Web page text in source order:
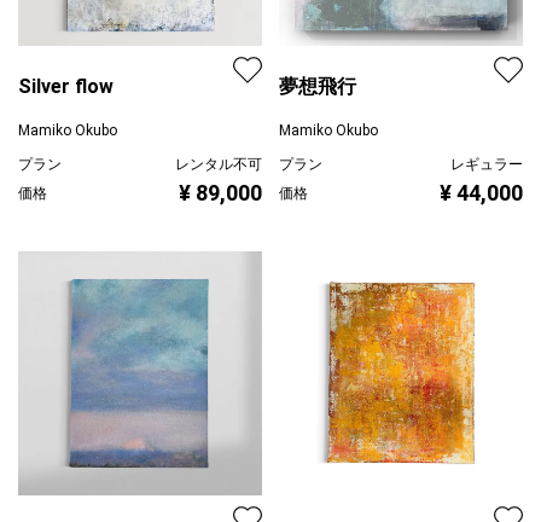
Silver flow
Mamiko Okubo
プラン
レンタル不可
価格
¥ 89,000
夢想飛行
Mamiko Okubo
プラン
レギュラー
価格
¥ 44,000